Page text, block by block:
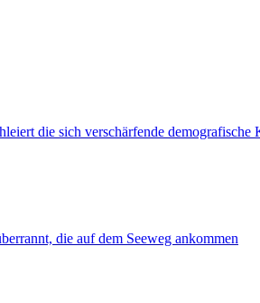
die sich verschärfende demografische
die auf dem Seeweg ankommen